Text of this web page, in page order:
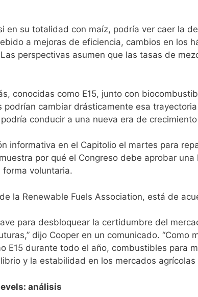
en su totalidad con maíz, podría ver caer la
a mejoras de eficiencia, cambios en los
perspectivas asumen que las tasas de
conocidas como E15, junto con
cambiar drásticamente esa
conducir a una nueva era de crecimiento
informativa en el Capitolio el martes para
por qué el Congreso debe aprobar
voluntaria.
la Renewable Fuels Association, está de
para desbloquear la certidumbre del
dijo Cooper en un comunicado. “Como
E15 durante todo el año, combustibles para
y la estabilidad en los mercados agrícolas
análisis